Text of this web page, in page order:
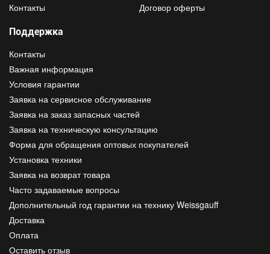
Контакты
Договор оферты
Поддержка
Контакты
Важная информация
Условия гарантии
Заявка на сервисное обслуживание
Заявка на заказ запасных частей
Заявка на техническую консультацию
Форма для обращения оптовых покупателей
Установка техники
Заявка на возврат товара
Часто задаваемые вопросы
Дополнительный год гарантии на технику Weissgauff
Доставка
Оплата
Оставить отзыв